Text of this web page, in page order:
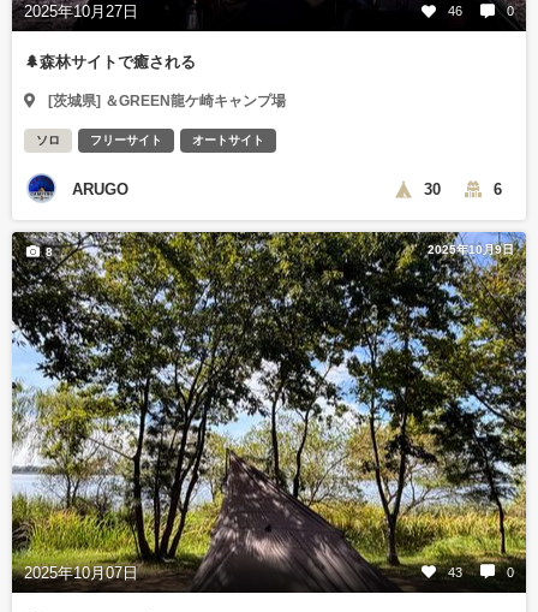
2025年10月27日 46 0
🌲森林サイトで癒される
[茨城県] ＆GREEN龍ケ崎キャンプ場
ソロ フリーサイト オートサイト
ARUGO 30 6
2025年10月9日
2025年10月07日 43 0
8